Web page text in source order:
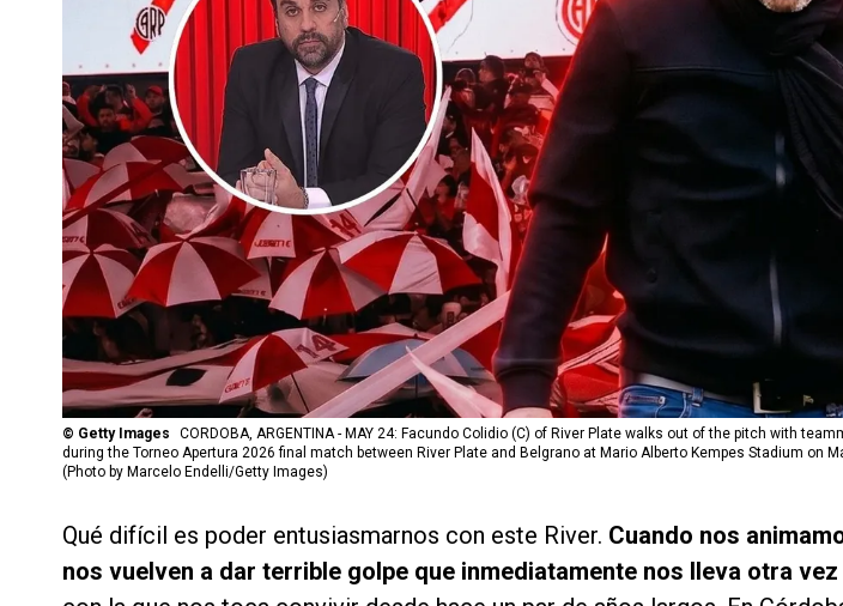
© Getty Images
CORDOBA, ARGENTINA - MAY 24: Facundo Colidio (C) of River Plate walks out of the pitch with
during the Torneo Apertura 2026 final match between River Plate and Belgrano at Mario Alberto Kempes Stadium on
(Photo by Marcelo Endelli/Getty Images)
Qué difícil es poder entusiasmarnos con este River. Cuando nos
nos vuelven a dar terrible golpe que inmediatamente nos lleva otra